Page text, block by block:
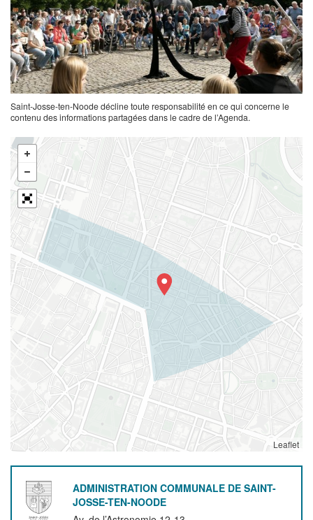
Saint-Josse-ten-Noode décline toute responsabilité en ce qui concerne le
contenu des informations partagées dans le cadre de l’Agenda.
Leaflet
ADMINISTRATION COMMUNALE DE SAINT-
JOSSE-TEN-NOODE